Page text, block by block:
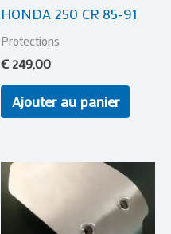
HONDA 250 CR 85-91
Protections
€ 249,00
Ajouter au panier